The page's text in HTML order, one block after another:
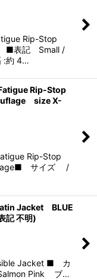
Rip-Stop
表記 Small /
:約 4…
Rip-Stop
size X-
Rip-Stop
サイズ /
Jacket BLUE
記 不明)
Jacket ■ カ
Pink ブ…